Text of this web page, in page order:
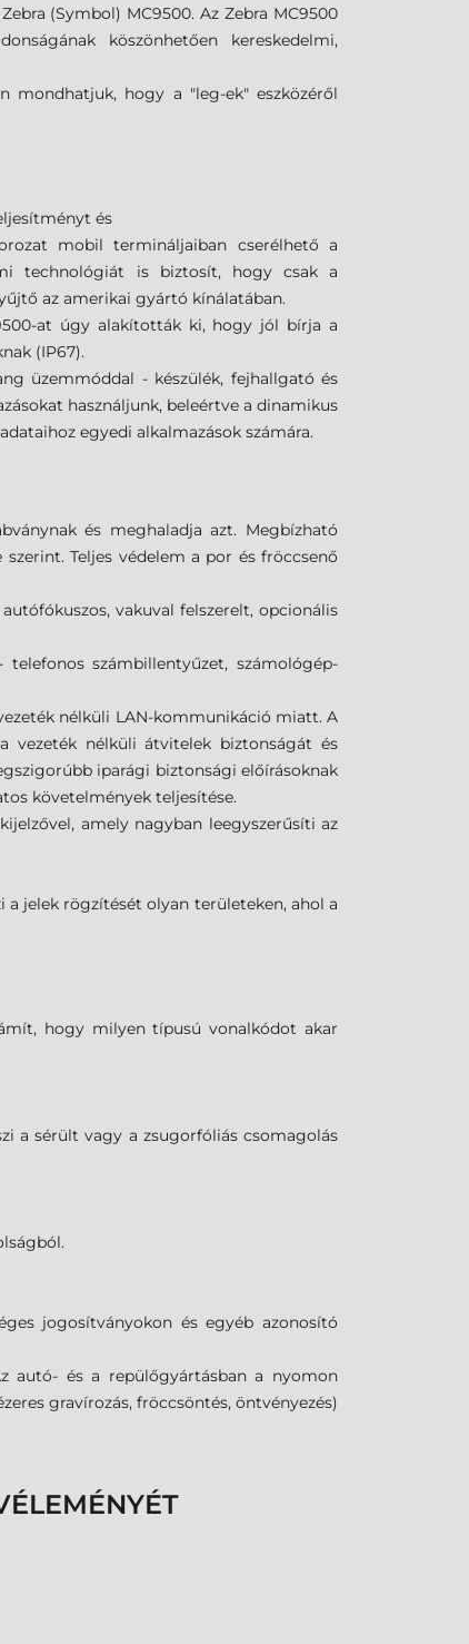
(Symbol) MC9500. Az Zebra MC9500
köszönhetően kereskedelmi,
hogy a "leg-ek" eszközéről
és
mobil termináljaiban cserélhető a
technológiát is biztosít, hogy csak a
az amerikai gyártó kínálatában.
at úgy alakították ki, hogy jól bírja a
(IP67).
üzemmóddal - készülék, fejhallgató és
használjunk, beleértve a dinamikus
egyedi alkalmazások számára.
és meghaladja azt. Megbízható
Teljes védelem a por és fröccsenő
vakuval felszerelt, opcionális
számbillentyűzet, számológép-
nélküli LAN-kommunikáció miatt. A
vezeték nélküli átvitelek biztonságát és
iparági biztonsági előírásoknak
követelmények teljesítése.
amely nagyban leegyszerűsíti az
a jelek rögzítését olyan területeken, ahol a
hogy milyen típusú vonalkódot akar
a sérült vagy a zsugorfóliás csomagolás
jogosítványokon és egyéb azonosító
autó- és a repülőgyártásban a nyomon
gravírozás, fröccsöntés, öntvényezés)